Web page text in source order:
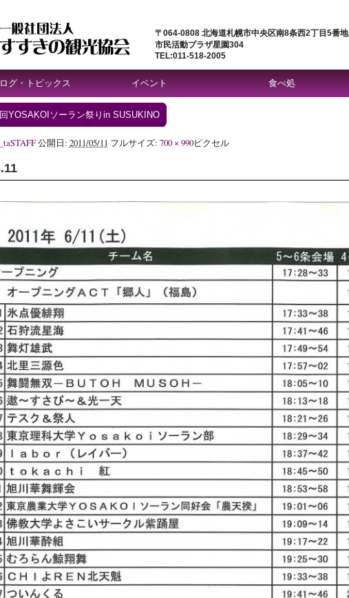
〒064-0808 北海道札幌市中央区南8条西2丁目5番地
市民活動プラザ星園304
TEL:011-518-2005
グ・トピックス イベント 食べ処
YOSAKOIソーラン祭りin SUSUKINO
公開日: 2011/05/11 フルサイズ: 700 × 990ピクセル